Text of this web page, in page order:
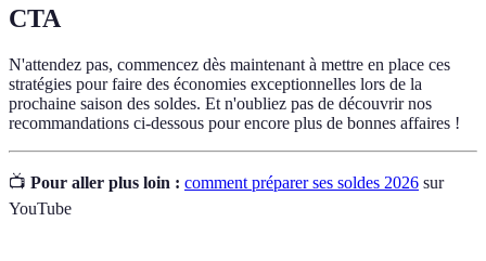
CTA
N'attendez pas, commencez dès maintenant à mettre en place ces
stratégies pour faire des économies exceptionnelles lors de la
prochaine saison des soldes. Et n'oubliez pas de découvrir nos
recommandations ci-dessous pour encore plus de bonnes affaires !
📺 Pour aller plus loin : comment préparer ses soldes 2026 sur
YouTube